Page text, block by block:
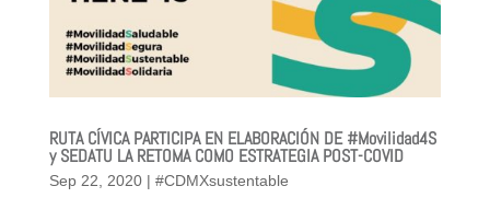
RUTA CÍVICA PARTICIPA EN ELABORACIÓN DE #Movilidad4S
y SEDATU LA RETOMA COMO ESTRATEGIA POST-COVID
Sep 22, 2020| #CDMXsustentable